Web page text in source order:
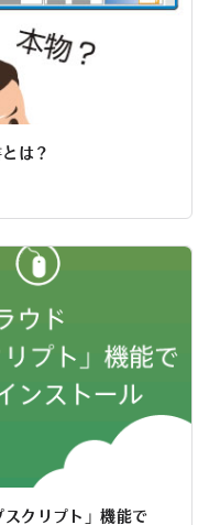
は？
クリプト」機能で